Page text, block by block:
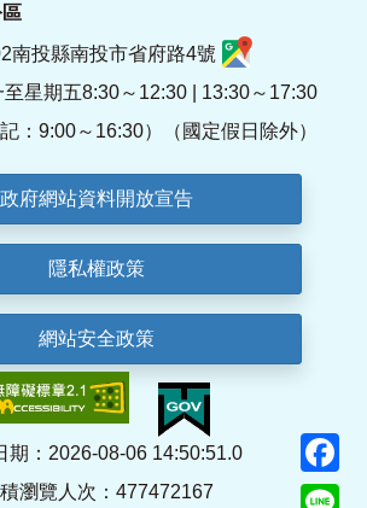
南投縣南投市省府路4號
至星期五8:30～12:30 | 13:30～17:30
記：9:00～16:30）（國定假日除外）
政府網站資料開放宣告
隱私權政策
網站安全政策
期：2026-08-06 14:50:51.0
瀏覽人次：477472167